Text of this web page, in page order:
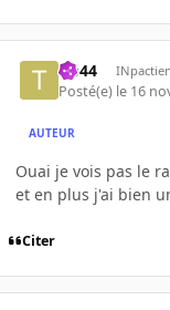
tib44 INpactien
Posté(e) le 16
AUTEUR
Ouai je vois pas le
et en plus j'ai bien
Citer